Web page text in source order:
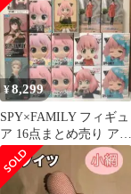
ァミリー) 完成品 可動
フィギュア グッドスマ
イルカンパニー
¥8,299
SPY×FAMILY フィギュ
ア 16点まとめ売り アー
ニャ ヨル ロイド